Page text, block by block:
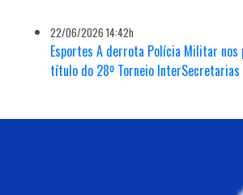
22/06/2026 14:42h
Esportes A derrota Polícia Militar
título do 28º Torneio InterSecretarias